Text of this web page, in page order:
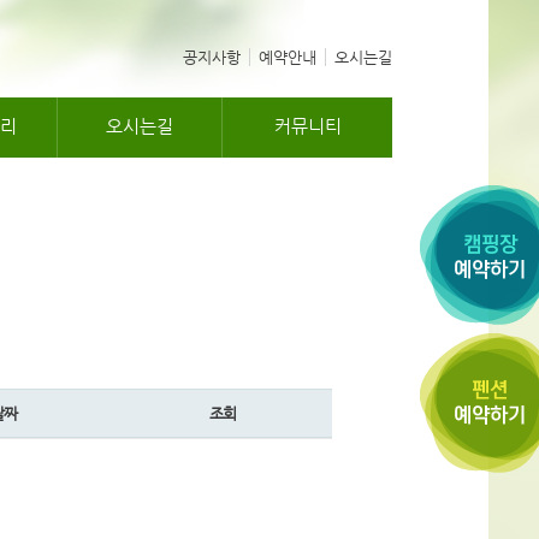
공지사항 예약안내 오시는길
오시는길 커뮤니티
짜 조회